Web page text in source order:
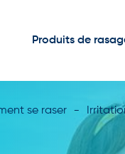
Produits de
se raser